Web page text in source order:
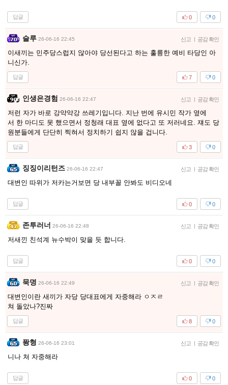
답글 0
0
슬루 26-06-16 22:45 신고 | 공감 확인
이새끼는 민주당스럽지 않아야 당선된다고 하는 훌륭한 예비 타당인 아
니신가.
답글 0
7
인생은경험 26-06-16 22:47 신고 | 공감 확인
저런 자가 바로 강약약강 쓰레기입니다. 지난 번에 유시민 작가 옆에
서 한 마디도 못 했으면서 정청래 대표 옆에 없다고 또 저러네요. 쟤도 당
원분들에게 단단히 찍혀서 정치하기 쉽지 않을 겁니다.
답글 0
3
징징이리턴즈 26-06-16 22:47 신고 | 공감 확인
대변인 따위가 저카는거보면 당 내부꼴 안봐도 비디오네
답글 0
0
존투러너 26-06-16 22:48 신고 | 공감 확인
저새낀 친석계 뉴수박이 맞을 듯 합니다.
답글 0
0
묵명 26-06-16 22:49 신고 | 공감 확인
대변인이란 새끼가 자당 당대표에게 자중해라 ㅇㅈㄹ
쳐 돌았나?진짜
답글 0
8
퐝형 26-06-16 23:01 신고 | 공감 확인
니나 쳐 자중해라
답글 0
0